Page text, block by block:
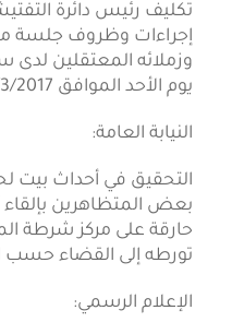
تكليف رئيس دائرة
إجراءات وظروف جلسة
وزملائه المعتقلين لدى
يوم الأحد الموافق 12/3/2017.
النيابة العامة:
التحقيق في أحداث بيت
بعض المتظاهرين بإلقاء
حارقة على مركز شرطة
تورطه إلى القضاء حسب
الإعلام الرسمي: